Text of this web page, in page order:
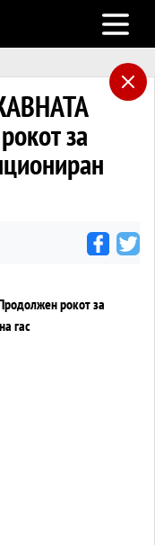
Open
за